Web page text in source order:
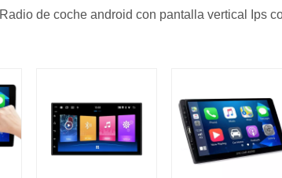
Radio de coche android con pantalla vertical Ips